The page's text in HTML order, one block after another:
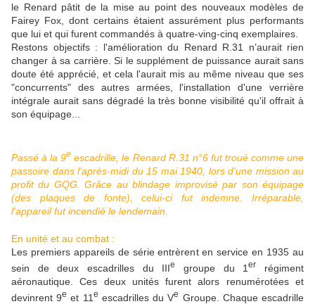
le Renard pâtit de la mise au point des nouveaux modèles de
Fairey Fox, dont certains étaient assurément plus performants
que lui et qui furent commandés à quatre-ving-cinq exemplaires.
Restons objectifs : l'amélioration du Renard R.31 n’aurait rien
changer à sa carrière. Si le supplément de puissance aurait sans
doute été apprécié, et cela l'aurait mis au même niveau que ses
"concurrents" des autres armées, l'installation d'une verrière
intégrale aurait sans dégradé la très bonne visibilité qu'il offrait à
son équipage...
Passé à la 9e escadrille, le Renard R.31 n°6 fut troué comme une
passoire dans l'après-midi du 15 mai 1940, lors d'une mission au
profit du GQG. Grâce au blindage improvisé par son équipage
(des plaques de fonte), celui-ci fut indemne. Irréparable,
l'appareil fut incendié le lendemain.
En unité et au combat :
Les premiers appareils de série entrèrent en service en 1935 au
sein de deux escadrilles du IIIe groupe du 1er
régiment
aéronautique. Ces deux unités furent alors renumérotées et
devinrent 9e et 11 e escadrilles du Ve Groupe. Chaque escadrille